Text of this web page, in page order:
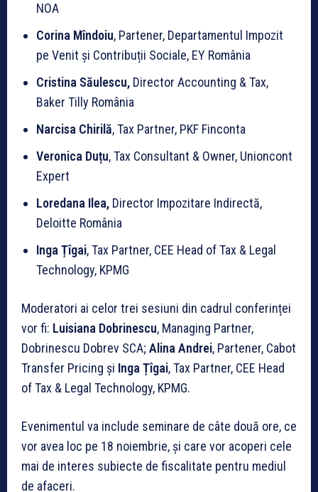
NOA
Corina Mîndoiu, Partener, Departamentul Impozit
pe Venit și Contribuții Sociale, EY România
Cristina Săulescu, Director Accounting & Tax,
Baker Tilly România
Narcisa Chirilă, Tax Partner, PKF Finconta
Veronica Duțu, Tax Consultant & Owner, Unioncont
Expert
Loredana Ilea, Director Impozitare Indirectă,
Deloitte România
Inga Țîgai, Tax Partner, CEE Head of Tax & Legal
Technology, KPMG
Moderatori ai celor trei sesiuni din cadrul conferinței
vor fi: Luisiana Dobrinescu, Managing Partner,
Dobrinescu Dobrev SCA; Alina Andrei, Partener, Cabot
Transfer Pricing și Inga Țîgai, Tax Partner, CEE Head
of Tax & Legal Technology, KPMG.
Evenimentul va include seminare de câte două ore, ce
vor avea loc pe 18 noiembrie, și care vor acoperi cele
mai de interes subiecte de fiscalitate pentru mediul
de afaceri.